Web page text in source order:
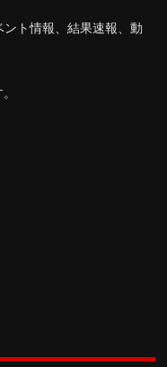
ント情報、結果速報、動